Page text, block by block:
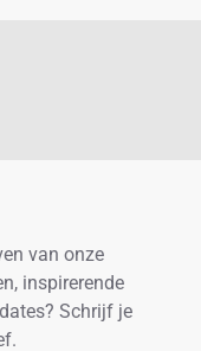
van onze
inspirerende
Schrijf je